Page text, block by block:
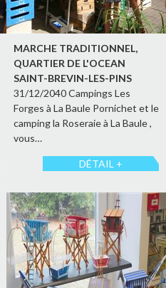
MARCHE TRADITIONNEL,
QUARTIER DE L'OCEAN
SAINT-BREVIN-LES-PINS
31/12/2040 Campings Les
Forges à La Baule Pornichet et le
camping la Roseraie à La Baule ,
vous…
DÉTAIL +